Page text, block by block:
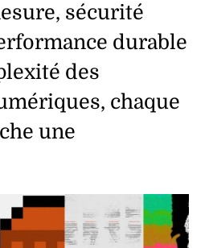
sécurité
durable
des
chaque
une